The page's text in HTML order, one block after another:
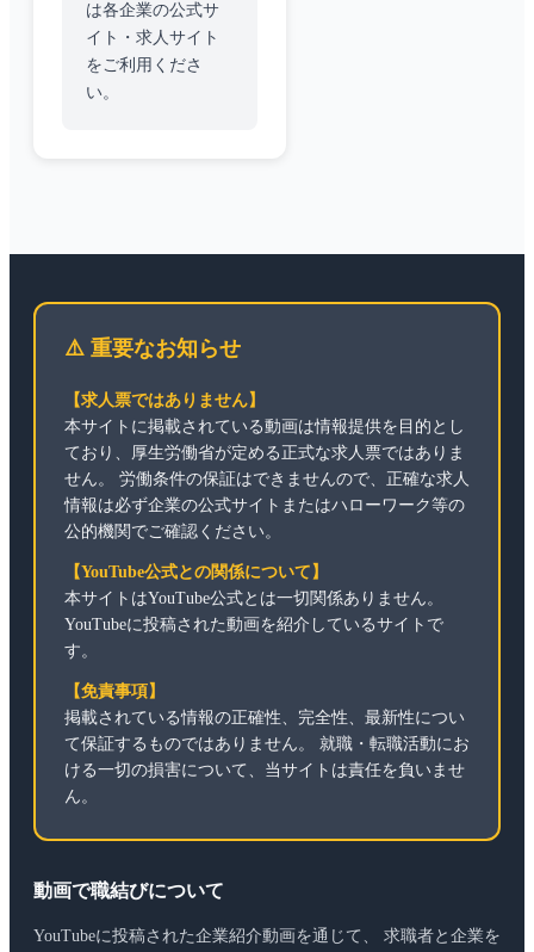
は各企業の公式サ
イト・求人サイト
をご利用くださ
い。
⚠️ 重要なお知らせ
【求人票ではありません】
本サイトに掲載されている動画は情報提供を目的とし
ており、厚生労働省が定める正式な求人票ではありま
せん。 労働条件の保証はできませんので、正確な求人
情報は必ず企業の公式サイトまたはハローワーク等の
公的機関でご確認ください。
【YouTube公式との関係について】
本サイトはYouTube公式とは一切関係ありません。
YouTubeに投稿された動画を紹介しているサイトで
す。
【免責事項】
掲載されている情報の正確性、完全性、最新性につい
て保証するものではありません。 就職・転職活動にお
ける一切の損害について、当サイトは責任を負いませ
ん。
動画で職結びについて
YouTubeに投稿された企業紹介動画を通じて、 求職者と企業を